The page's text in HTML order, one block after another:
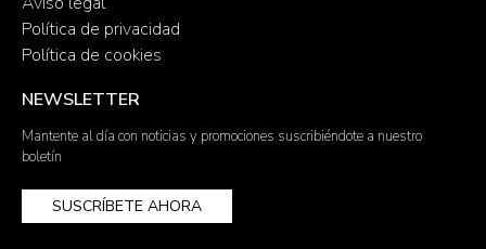
Política de privacidad
Política de cookies
NEWSLETTER
Mantente al día con noticias y promociones suscribiéndote a nuestro
boletín
SUSCRÍBETE AHORA